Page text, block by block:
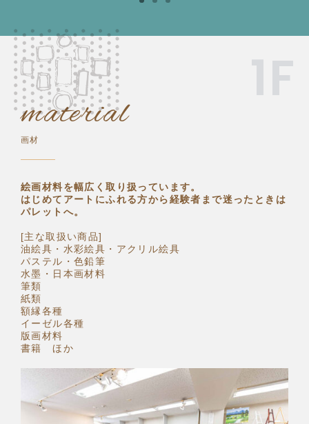
1F
material
画材
絵画材料を幅広く取り扱っています。
はじめてアートにふれる方から経験者まで迷ったときは
パレットへ。
[主な取扱い商品]
油絵具・水彩絵具・アクリル絵具
パステル・色鉛筆
水墨・日本画材料
筆類
紙類
額縁各種
イーゼル各種
版画材料
書籍 ほか